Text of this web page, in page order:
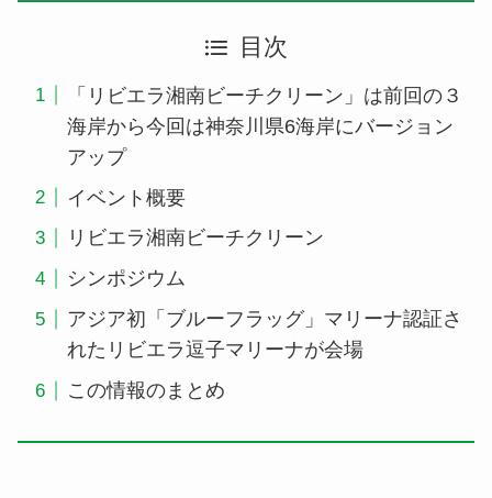
目次
「リビエラ湘南ビーチクリーン」は前回の３
海岸から今回は神奈川県6海岸にバージョン
アップ
イベント概要
リビエラ湘南ビーチクリーン
シンポジウム
アジア初「ブルーフラッグ」マリーナ認証さ
れたリビエラ逗子マリーナが会場
この情報のまとめ